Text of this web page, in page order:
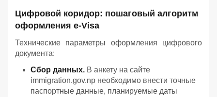
Цифровой коридор: пошаговый алгоритм
оформления e-Visa
Технические параметры оформления цифрового
документа:
Сбор данных. В анкету на сайте
immigration.gov.np необходимо внести точные
паспортные данные, планируемые даты